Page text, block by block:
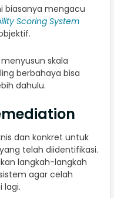
biasanya mengacu
Scoring System
skala
berbahaya bisa
dahulu.
dan konkret untuk
telah diidentifikasi.
langkah-langkah
agar celah
lagi.